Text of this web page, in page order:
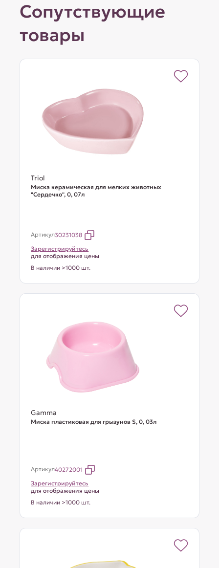
Сопутствующие
товары
Triol
Миска керамическая для мелких животных
"Сердечко", 0, 07л
Артикул30231038
Зарегистрируйтесь
для отображения цены
В наличии >1000 шт.
Gamma
Миска пластиковая для грызунов S, 0, 03л
Артикул40272001
Зарегистрируйтесь
для отображения цены
В наличии >1000 шт.